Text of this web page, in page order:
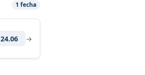
1 fecha
24.06 →